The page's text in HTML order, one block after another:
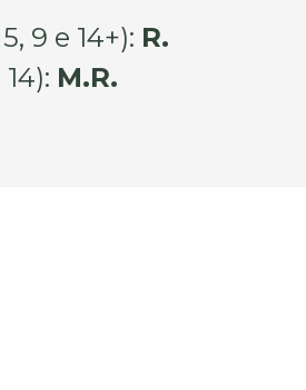
9 e 14+): R.
M.R.